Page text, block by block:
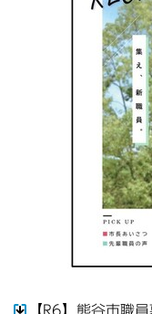
【R6】熊谷市職